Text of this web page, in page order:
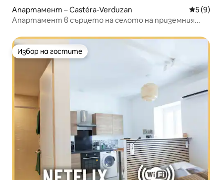
Апартамент – Castéra-Verduzan Средна
5 (9)
Апартамент в сърцето на селото на приземния
Избор на гостите
Избор на гостите